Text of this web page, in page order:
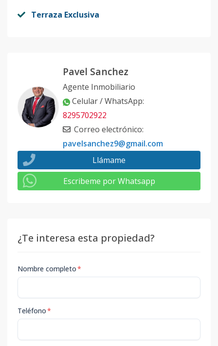
Terraza Exclusiva
Pavel Sanchez
Agente Inmobiliario
Celular / WhatsApp:
8295702922
Correo electrónico:
pavelsanchez9@gmail.com
Llámame
Escribeme por Whatsapp
¿Te interesa esta propiedad?
Nombre completo*
Teléfono*